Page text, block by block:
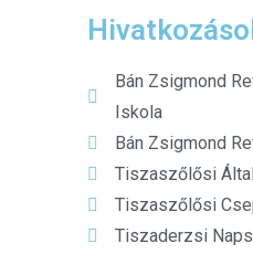
Bán Zsigmond
Iskola
Bán Zsigmond
Tiszaszőlősi
Tiszaszőlősi
Tiszaderzsi